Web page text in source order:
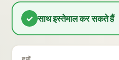
✓ साथ इस्तेमाल कर सकते हैं